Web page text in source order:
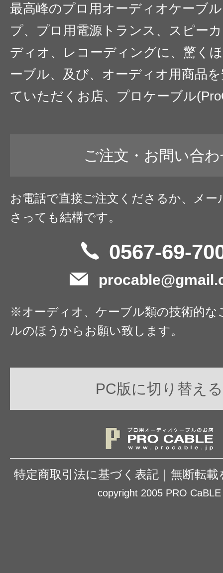
最高峰のプロ用オーディオケーブ
プ、プロ用電源トランス、スピー
ディオ、レコーディングに、驚く
ーブル、及び、オーディオ用商品
ていただくお店、プロケーブル
ご注文・お問い合
お電話で直接ご注文くださるか、メー
さっても結構です。
0567-69-
※オーディオ、ケーブル類の技術的な
ルのほうからお願い致します。
PC版に切り替える
特定商取引法に基づく表記 無断転載
copyright 2005 PRO CaBLE